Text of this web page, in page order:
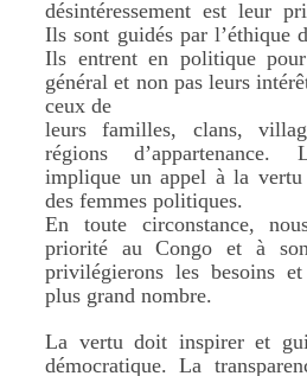
désintéressement est leur
Ils sont guidés par l’éthique
Ils entrent en politique
général et non pas leurs
ceux de
leurs familles, clans,
régions d’appartenance.
implique un appel à la vertu
des femmes politiques.
En toute circonstance,
priorité au Congo et à
privilégierons les besoins
plus grand nombre.
La vertu doit inspirer et
démocratique. La